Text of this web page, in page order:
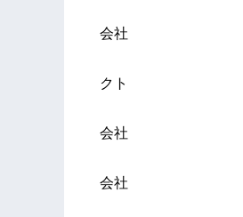
西
会社
株式会
クト
中
会社
西日本高
会社